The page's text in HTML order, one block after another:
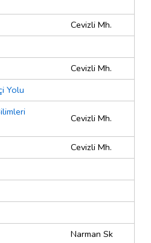
Cevizli Mh.
Cevizli Mh.
Yolu
Cevizli Mh.
Cevizli Mh.
Narman Sk